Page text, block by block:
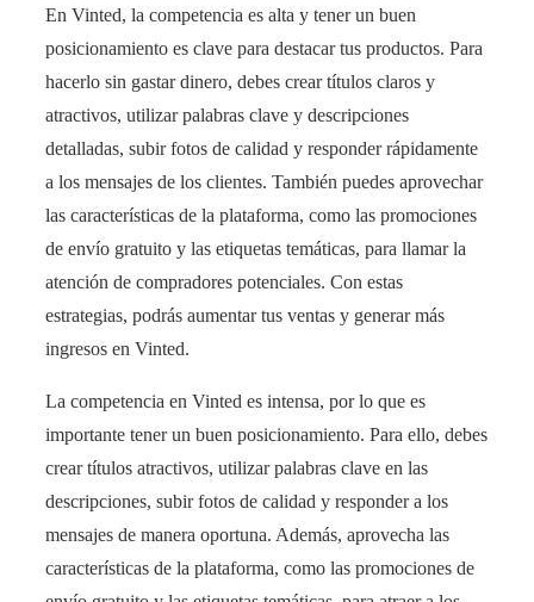
En Vinted, la competencia es alta y tener un buen
posicionamiento es clave para destacar tus productos. Para
hacerlo sin gastar dinero, debes crear títulos claros y
atractivos, utilizar palabras clave y descripciones
detalladas, subir fotos de calidad y responder rápidamente
a los mensajes de los clientes. También puedes aprovechar
las características de la plataforma, como las promociones
de envío gratuito y las etiquetas temáticas, para llamar la
atención de compradores potenciales. Con estas
estrategias, podrás aumentar tus ventas y generar más
ingresos en Vinted.
La competencia en Vinted es intensa, por lo que es
importante tener un buen posicionamiento. Para ello, debes
crear títulos atractivos, utilizar palabras clave en las
descripciones, subir fotos de calidad y responder a los
mensajes de manera oportuna. Además, aprovecha las
características de la plataforma, como las promociones de